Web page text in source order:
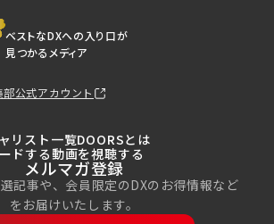
ベストなDXへの入り口が
見つかるメディア
部公式アカウント
リスト一覧DOORSとは
ドする 動画を視聴する
メルマガ登録
記事や、会員限定のDXのお得情報など
をお届けいたします。